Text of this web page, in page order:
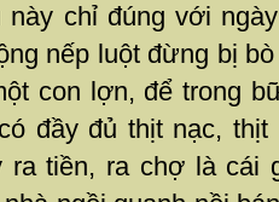
này chỉ đúng với
nếp luột đừng bị
con lợn, để trong
đầy đủ thịt nạc,
ra tiền, ra chợ là cái